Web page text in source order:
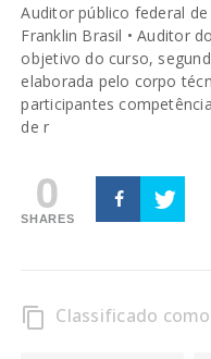
Auditor público federal
Franklin Brasil • Auditor
objetivo do curso,
elaborada pelo corpo
participantes
de r
0
SHARES
content_copy Classificado como